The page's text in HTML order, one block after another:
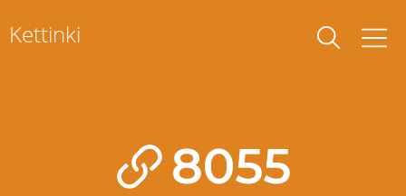
toKettinki
8055